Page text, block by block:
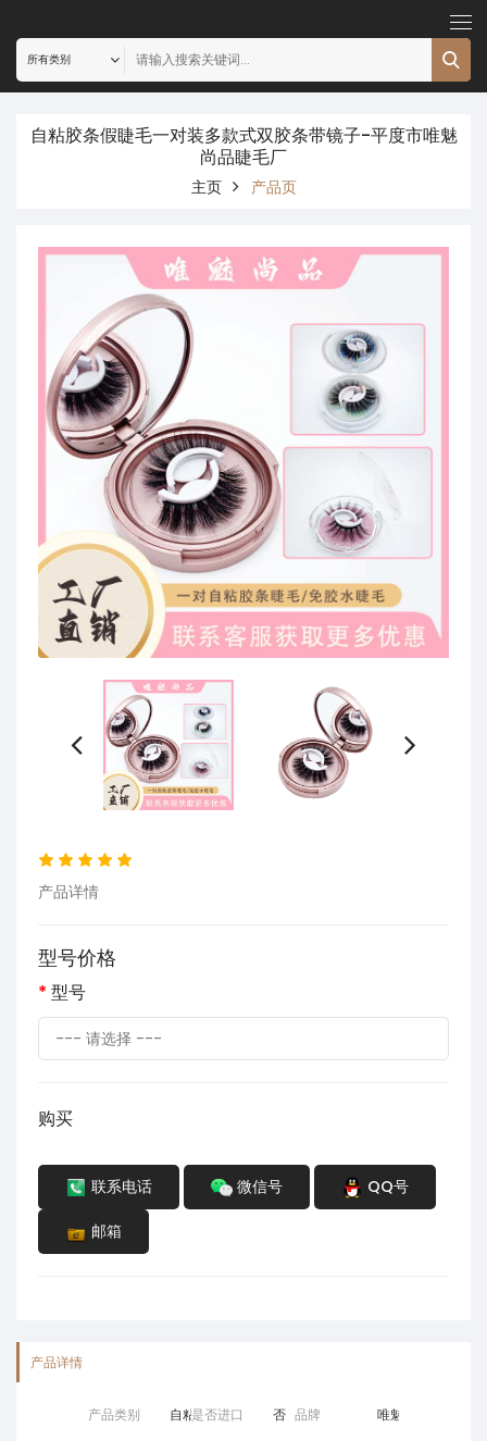
自粘胶条假睫毛一对装多款式双胶条带镜子-平度市唯魅
尚品睫毛厂
主页 产品页
产品详情
型号价格
型号
购买
联系电话 微信号 QQ号
邮箱
产品详情
产品类别 自粘睫毛
是否进口 否 品牌 唯魅尚品